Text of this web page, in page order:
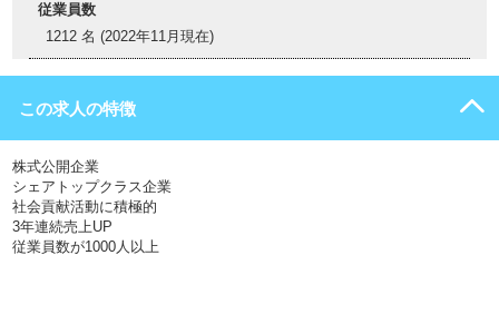
従業員数
1212 名 (2022年11月現在)
この求人の特徴
株式公開企業
シェアトップクラス企業
社会貢献活動に積極的
3年連続売上UP
従業員数が1000人以上